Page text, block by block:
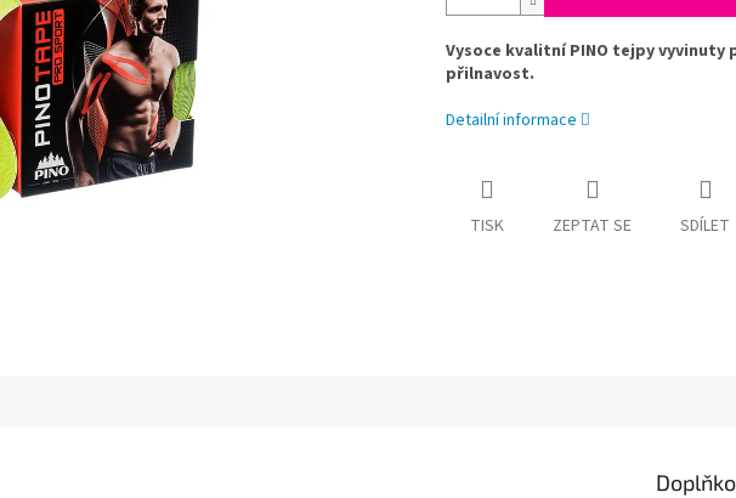
Vysoce kvalitní PINO tejpy
přilnavost.
Detailní informace
TISK ZEPTAT SE SDÍLET